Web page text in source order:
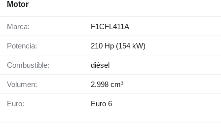
Motor
Marca: F1CFL411A
Potencia: 210 Hp (154 kW)
Combustible: diésel
Volumen: 2.998 cm³
Euro: Euro 6